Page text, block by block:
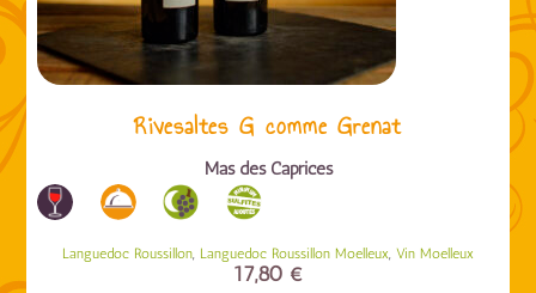
Rivesaltes G comme Grenat
Mas des Caprices
Languedoc Roussillon, Languedoc Roussillon Moelleux, Vin Moelleux
17,80 €